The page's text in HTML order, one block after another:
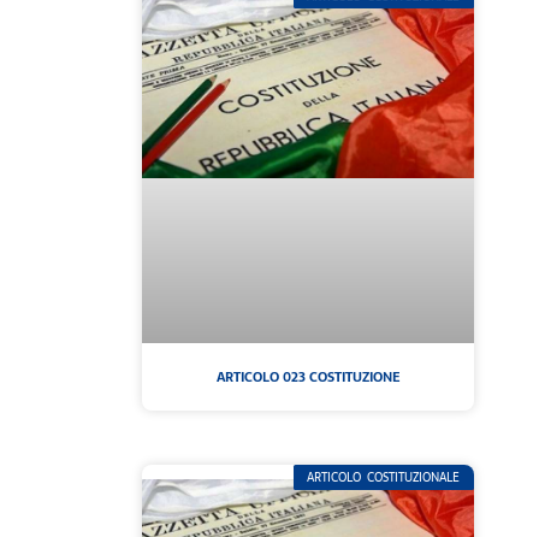
ARTICOLO 023 COSTITUZIONE
ARTICOLO COSTITUZIONALE